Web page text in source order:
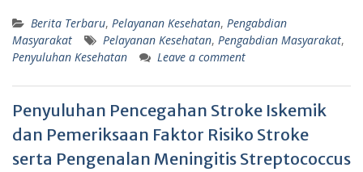
Berita Terbaru, Pelayanan Kesehatan, Pengabdian
Masyarakat
Pelayanan Kesehatan, Pengabdian Masyarakat,
Penyuluhan Kesehatan
Leave a comment
Penyuluhan Pencegahan Stroke Iskemik
dan Pemeriksaan Faktor Risiko Stroke
serta Pengenalan Meningitis Streptococcus